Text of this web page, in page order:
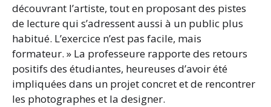
découvrant l’artiste, tout en proposant des pistes
de lecture qui s’adressent aussi à un public plus
habitué. L’exercice n’est pas facile, mais
formateur. » La professeure rapporte des retours
positifs des étudiantes, heureuses d’avoir été
impliquées dans un projet concret et de rencontrer
les photographes et la designer.